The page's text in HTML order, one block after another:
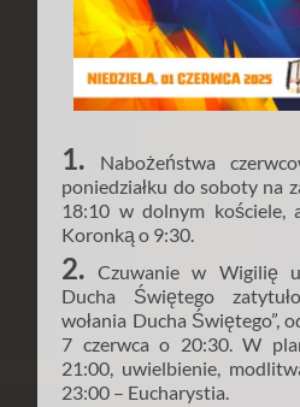
1. Nabożeństwa
poniedziałku do soboty na
18:10 w dolnym kościele,
Koronką o 9:30.
2. Czuwanie w Wigilię
Ducha Świętego
wołania Ducha Świętego”,
7 czerwca o 20:30. W
21:00, uwielbienie,
23:00 – Eucharystia.